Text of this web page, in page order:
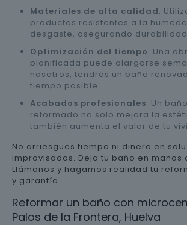
Materiales de alta calidad:
productos resistentes a la
desgaste, asegurando
Optimización del tiempo: Una
planificada puede alargarse
nosotros, tendrás un baño
tiempo posible.
Acabados profesionales: Un
reformado no solo mejora la
también aumenta el valor de tu
No arriesgues tiempo ni dinero en
improvisadas. Deja tu baño en manos
Llámanos y hagamos realidad tu
y garantía.
Reformar un baño con
Palos de la Frontera, Huelva